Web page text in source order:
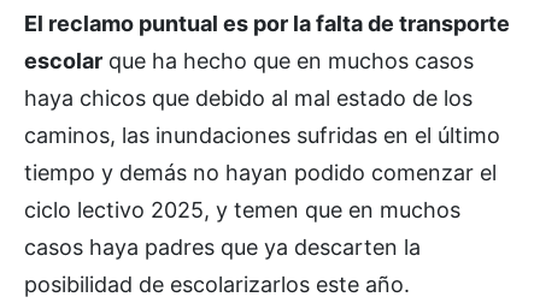
El reclamo puntual es por la falta de transporte
escolar que ha hecho que en muchos casos
haya chicos que debido al mal estado de los
caminos, las inundaciones sufridas en el último
tiempo y demás no hayan podido comenzar el
ciclo lectivo 2025, y temen que en muchos
casos haya padres que ya descarten la
posibilidad de escolarizarlos este año.